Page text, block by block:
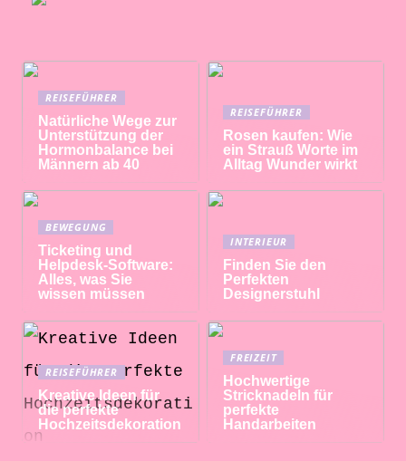
REISEFÜHRER
Natürliche Wege zur
Unterstützung der
Hormonbalance bei
Männern ab 40
REISEFÜHRER
Rosen kaufen: Wie
ein Strauß Worte im
Alltag Wunder wirkt
BEWEGUNG
Ticketing und
Helpdesk-Software:
Alles, was Sie
wissen müssen
INTERIEUR
Finden Sie den
Perfekten
Designerstuhl
REISEFÜHRER
Kreative Ideen für
die perfekte
Hochzeitsdekoration
FREIZEIT
Hochwertige
Stricknadeln für
perfekte
Handarbeiten